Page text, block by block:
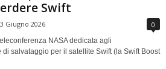
Swift
Giugno 2026 0
NASA dedicata agli
salvataggio per il satellite Swift (la Swift Boost